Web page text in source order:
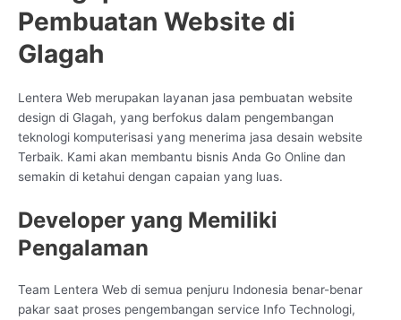
Pembuatan Website di
Glagah
Lentera Web merupakan layanan jasa pembuatan website
design di Glagah, yang berfokus dalam pengembangan
teknologi komputerisasi yang menerima jasa desain website
Terbaik. Kami akan membantu bisnis Anda Go Online dan
semakin di ketahui dengan capaian yang luas.
Developer yang Memiliki
Pengalaman
Team Lentera Web di semua penjuru Indonesia benar-benar
pakar saat proses pengembangan service Info Technologi,